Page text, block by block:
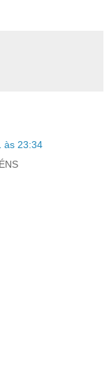
às 23:34